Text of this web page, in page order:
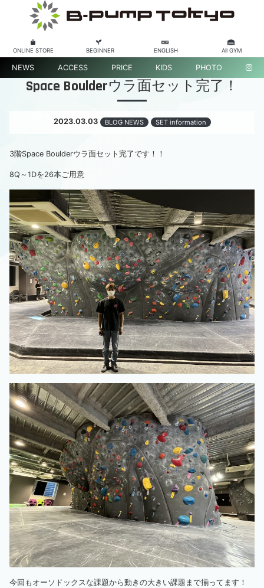
ONLINE STORE BEGINNER ENGLISH All GYM
NEWS ACCESS PRICE KIDS PHOTO
Space Boulderウラ面セット完了！
2023.03.03 BLOG NEWS SET information
3階Space Boulderウラ面セット完了です！！
8Q～1Dを26本ご用意
今回もオーソドックスな課題から動きの大きい課題まで揃ってます！